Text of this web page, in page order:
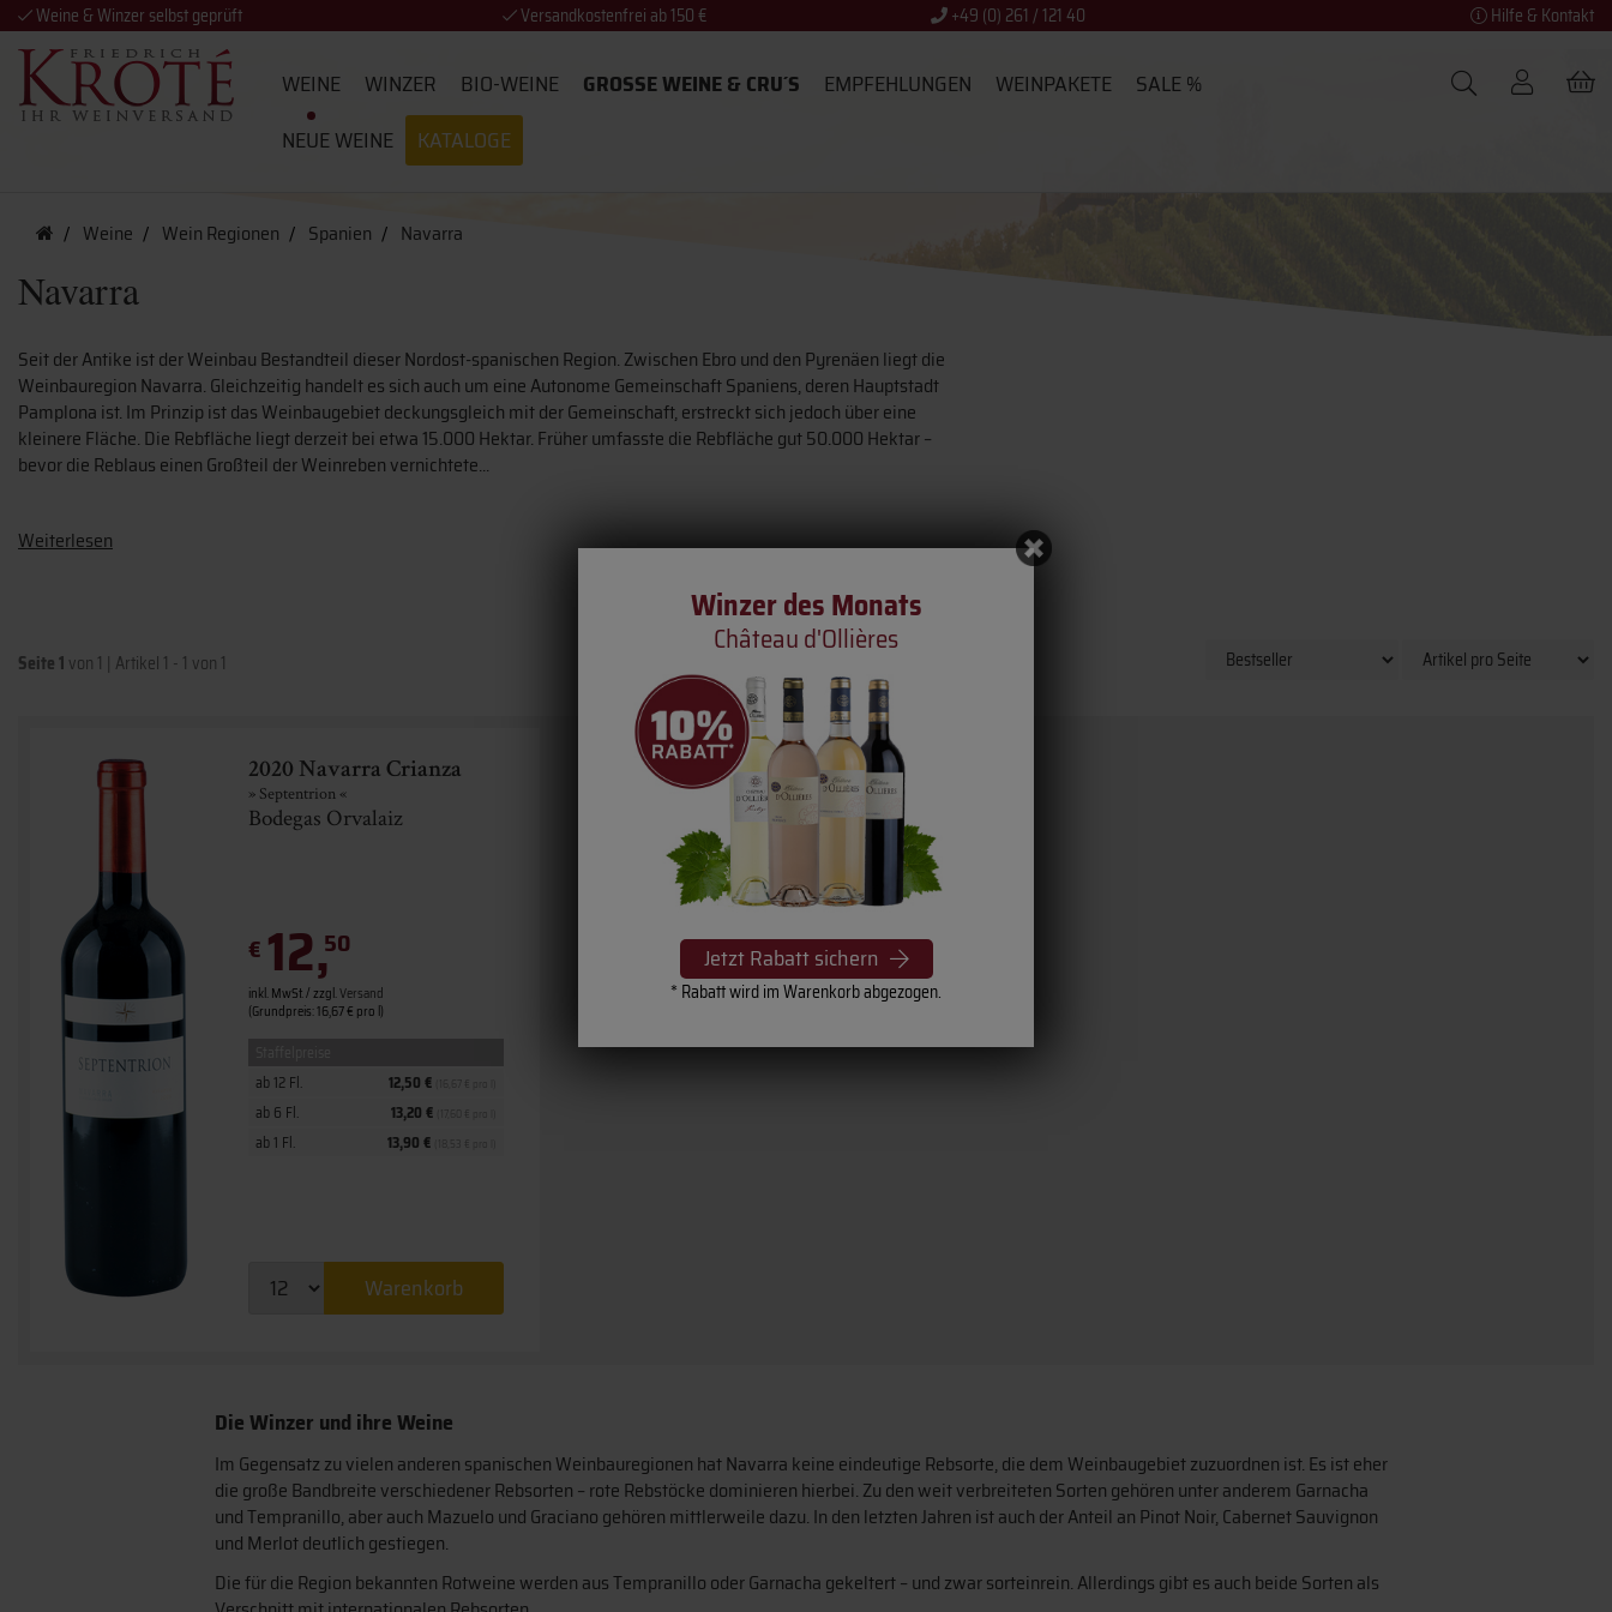
Winzer des Monats
Château d'Ollières
Jetzt Rabatt sichern
* Rabatt wird im Warenkorb abgezogen.
Weine & Winzer selbst geprüft Versandkostenfrei ab 150 € +49 (0) 261 / 121 40 Hilfe & Kontakt
WEINE WINZER BIO-WEINE GROSSE WEINE & CRU´S EMPFEHLUNGEN WEINPAKETE
SALE %
NEUE WEINE
KATALOGE
Weine Wein Regionen Spanien Navarra
Navarra
Seit der Antike ist der Weinbau Bestandteil dieser Nordost-spanischen Region. Zwischen Ebro und den Pyrenäen liegt die
Weinbauregion Navarra. Gleichzeitig handelt es sich auch um eine Autonome Gemeinschaft Spaniens, deren Hauptstadt
Pamplona ist. Im Prinzip ist das Weinbaugebiet deckungsgleich mit der Gemeinschaft, erstreckt sich jedoch über eine
kleinere Fläche. Die Rebfläche liegt derzeit bei etwa 15.000 Hektar. Früher umfasste die Rebfläche gut 50.000 Hektar –
bevor die Reblaus einen Großteil der Weinreben vernichtete...
Weiterlesen
Seite 1 von 1 | Artikel 1 - 1 von 1
2020 Navarra Crianza
» Septentrion «
Bodegas Orvalaiz
€ 12,50
inkl. MwSt. / zzgl.Versand
(Grundpreis: 16,67 € pro l)
ab 1 Fl. 13,90 €
ab 6 Fl. 13,20 €
ab 12 Fl. 12,50 €
Warenkorb
Die Winzer und ihre Weine
Im Gegensatz zu vielen anderen spanischen Weinbauregionen hat Navarra keine eindeutige Rebsorte, die dem Weinbaugebiet zuzuordnen ist. Es ist eher
die große Bandbreite verschiedener Rebsorten – rote Rebstöcke dominieren hierbei. Zu den weit verbreiteten Sorten gehören unter anderem Garnacha
und Tempranillo, aber auch Mazuelo und Graciano gehören mittlerweile dazu. In den letzten Jahren ist auch der Anteil an Pinot Noir, Cabernet Sauvignon
und Merlot deutlich gestiegen.
Die für die Region bekannten Rotweine werden aus Tempranillo oder Garnacha gekeltert – und zwar sorteinrein. Allerdings gibt es auch beide Sorten als